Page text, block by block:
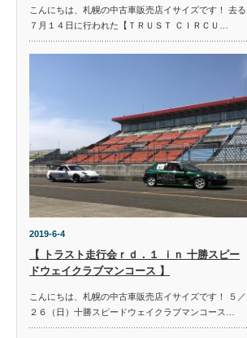
こんにちは、札幌の中古車販売店イサイズです！ 去る
７月１４日に行われた【ＴＲＵＳＴ ＣＩＲＣＵ…
2019-6-4
【 トラスト走行会ｒｄ．１ ｉｎ 十勝スピー
ドウェイクラブマンコース 】
こんにちは、札幌の中古車販売店イサイズです！ ５／
２６（日）十勝スピードウェイクラブマンコース…